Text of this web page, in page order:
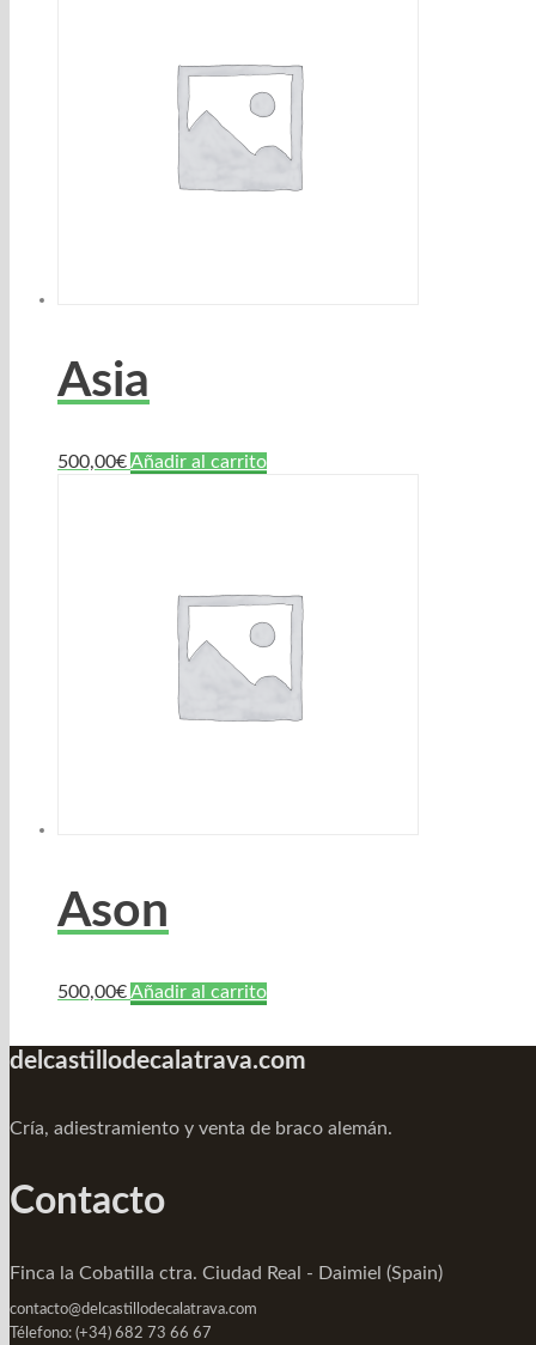
Asia
500,00€Añadir al carrito
Ason
500,00€Añadir al carrito
delcastillodecalatrava.com
Cría, adiestramiento y venta de braco alemán.
Contacto
Finca la Cobatilla ctra. Ciudad Real - Daimiel (Spain)
contacto@delcastillodecalatrava.com
Télefono: (+34) 682 73 66 67